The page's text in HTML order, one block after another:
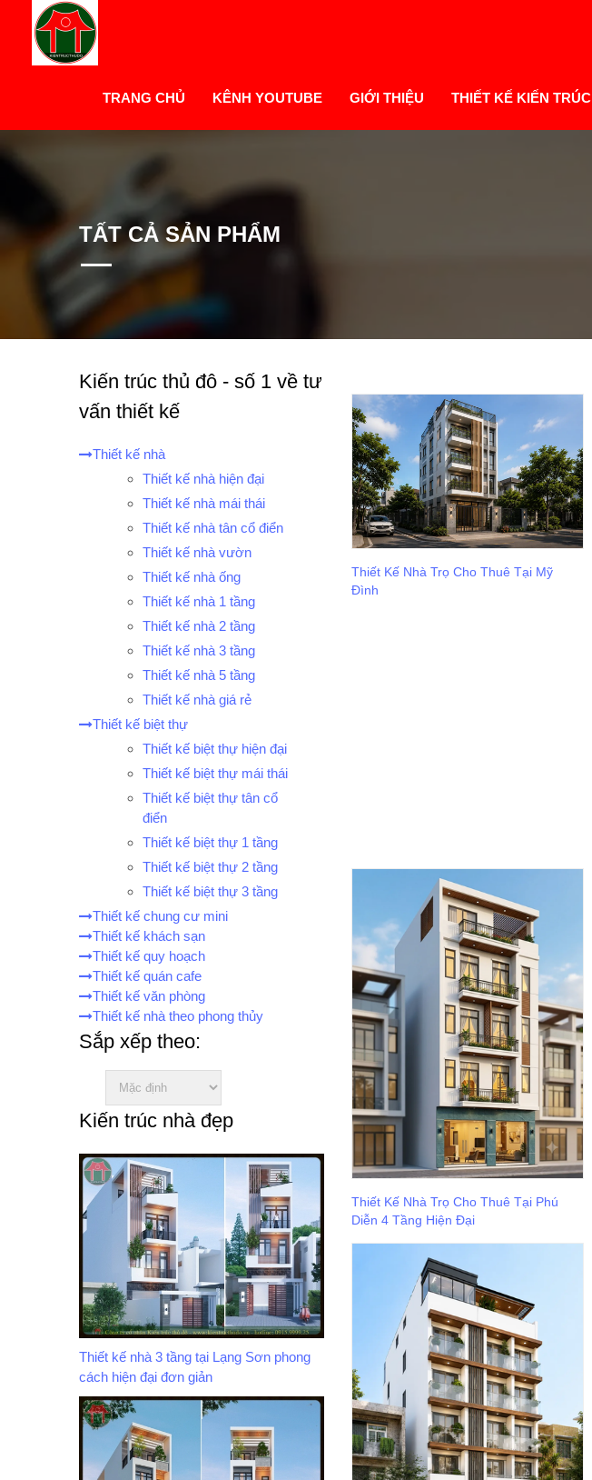
TRANG CHỦ KÊNH YOUTUBE GIỚI THIỆU THIẾT KẾ KIẾN TRÚC
TẤT CẢ SẢN PHẨM
Kiến trúc thủ đô - số 1 về tư
vấn thiết kế
Thiết kế nhà
Thiết kế nhà hiện đại
Thiết kế nhà mái thái
Thiết kế nhà tân cổ điển
Thiết kế nhà vườn
Thiết kế nhà ống
Thiết kế nhà 1 tầng
Thiết kế nhà 2 tầng
Thiết kế nhà 3 tầng
Thiết kế nhà 5 tầng
Thiết kế nhà giá rẻ
Thiết kế biệt thự
Thiết kế biệt thự hiện đại
Thiết kế biệt thự mái thái
Thiết kế biệt thự tân cổ
điển
Thiết kế biệt thự 1 tầng
Thiết kế biệt thự 2 tầng
Thiết kế biệt thự 3 tầng
Thiết kế chung cư mini
Thiết kế khách sạn
Thiết kế quy hoạch
Thiết kế quán cafe
Thiết kế văn phòng
Thiết kế nhà theo phong thủy
Sắp xếp theo:
Kiến trúc nhà đẹp
Thiết kế nhà 3 tầng tại Lạng Sơn phong
cách hiện đại đơn giản
Thiết Kế Nhà Trọ Cho Thuê Tại Mỹ
Đình
Thiết Kế Nhà Trọ Cho Thuê Tại Phú
Diễn 4 Tầng Hiện Đại